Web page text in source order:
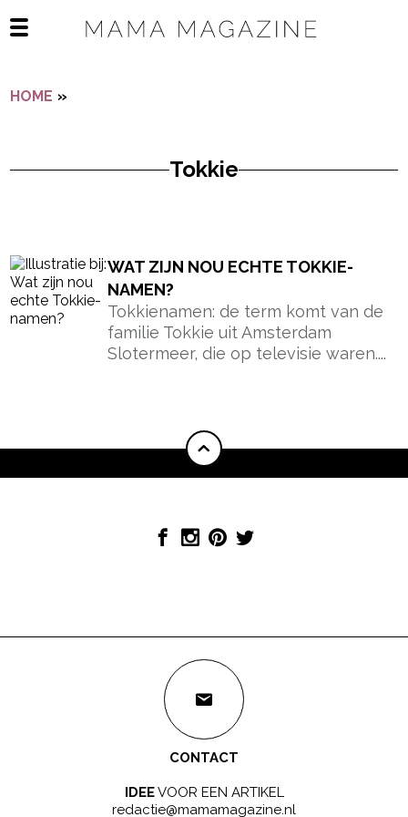
Open het mobiele menu
HOME »
Tokkie
WAT ZIJN NOU ECHTE TOKKIE-
NAMEN?
Tokkienamen: de term komt van de
familie Tokkie uit Amsterdam
Slotermeer, die op televisie waren....
CONTACT
IDEEVOOR EEN ARTIKEL
redactie@mamamagazine.nl